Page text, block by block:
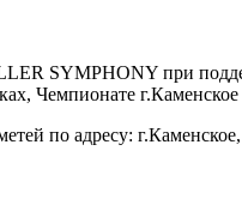
SYMPHONY при
Чемпионате
по адресу: